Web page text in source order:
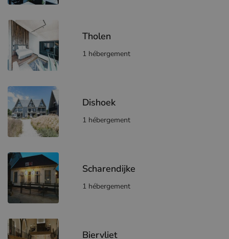
Tholen
1 hébergement
Dishoek
1 hébergement
Scharendijke
1 hébergement
Biervliet